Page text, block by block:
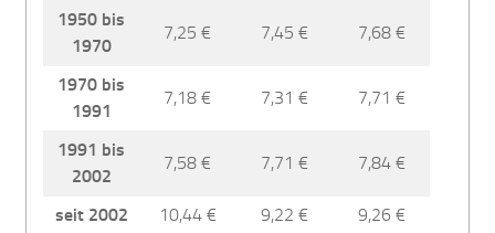
1950 bis
1970
7,25 € 7,45 € 7,68 €
1970 bis
1991
7,18 € 7,31 € 7,71 €
1991 bis
2002
7,58 € 7,71 € 7,84 €
seit 2002 10,44 € 9,22 € 9,26 €